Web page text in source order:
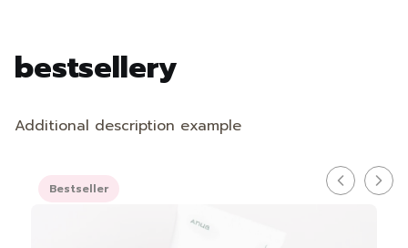
bestsellery
Additional description example
Bestseller